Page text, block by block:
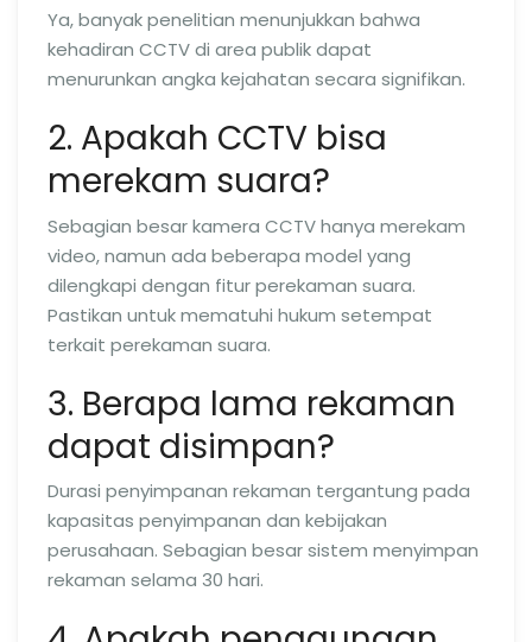
Ya, banyak penelitian menunjukkan bahwa
kehadiran CCTV di area publik dapat
menurunkan angka kejahatan secara signifikan.
2. Apakah CCTV bisa
merekam suara?
Sebagian besar kamera CCTV hanya merekam
video, namun ada beberapa model yang
dilengkapi dengan fitur perekaman suara.
Pastikan untuk mematuhi hukum setempat
terkait perekaman suara.
3. Berapa lama rekaman
dapat disimpan?
Durasi penyimpanan rekaman tergantung pada
kapasitas penyimpanan dan kebijakan
perusahaan. Sebagian besar sistem menyimpan
rekaman selama 30 hari.